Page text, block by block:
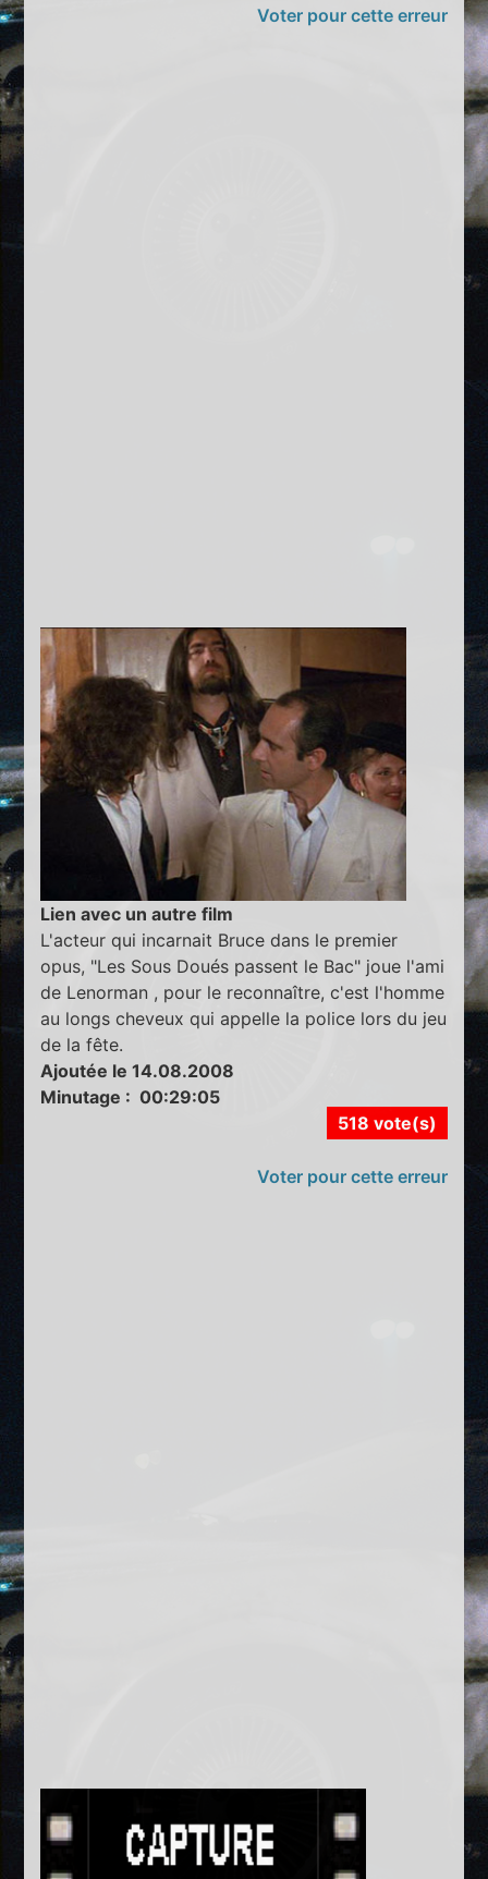
Voter pour cette erreur
Lien avec un autre film
L'acteur qui incarnait Bruce dans le premier
opus, "Les Sous Doués passent le Bac" joue l'ami
de Lenorman , pour le reconnaître, c'est l'homme
au longs cheveux qui appelle la police lors du jeu
de la fête.
Ajoutée le 14.08.2008
Minutage : 00:29:05
518 vote(s)
Voter pour cette erreur